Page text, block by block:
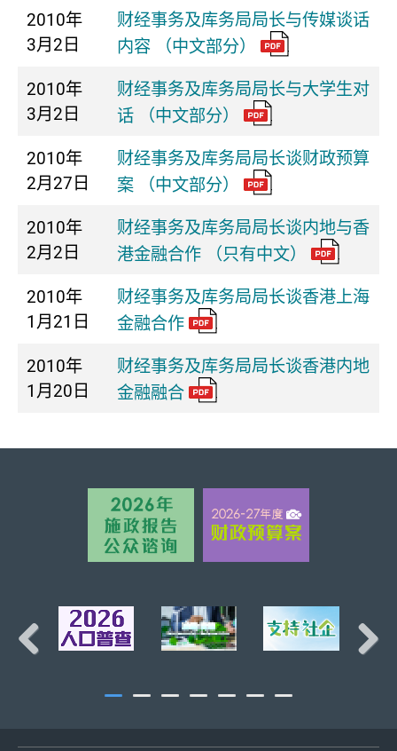
2010年
3月2日
财经事务及库务局局长与传媒谈话
内容 （中文部分）
2010年
3月2日
财经事务及库务局局长与大学生对
话 （中文部分）
2010年
2月27日
财经事务及库务局局长谈财政预算
案 （中文部分）
2010年
2月2日
财经事务及库务局局长谈内地与香
港金融合作 （只有中文）
2010年
1月21日
财经事务及库务局局长谈香港上海
金融合作
2010年
1月20日
财经事务及库务局局长谈香港内地
金融融合
页首